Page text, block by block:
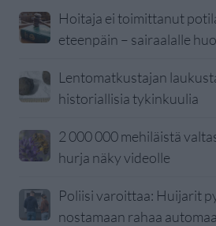
Hoitaja ei toimittanut
eteenpäin – sairaalalle
Lentomatkustajan
historiallisia tykinkuulia
2 000 000 mehiläistä
hurja näky videolle
Poliisi varoittaa: Huijarit
nostamaan rahaa